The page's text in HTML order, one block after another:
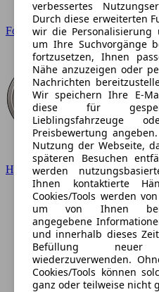
Ford
Hyundai
verbessertes
Durch diese erweiterten
wir die Personalisierung
um Ihre Suchvorgänge
fortzusetzen, Ihnen
Nähe anzuzeigen oder
Nachrichten
Wir speichern Ihre E-
diese für
Preisbewertung
Nutzung der Webseite,
späteren Besuchen
werden
Ihnen kontaktierte
Cookies/Tools werden
um von Ihnen bei
angegebene
und innerhalb dieses
Befüllung neuer
wiederzuverwenden.
Cookies/Tools können
ganz oder teilweise nicht